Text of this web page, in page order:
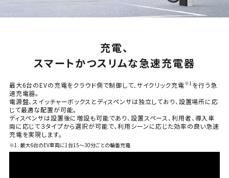
充電、
スマートかつスリムな急速充電器
最大6台のEVの充電をクラウド側で制御して、サイクリック充電※1を行う急
速充電器。
電源盤、スイッチャーボックスとディスペンサは独立しており、設置場所に応
じて最適な配置が可能。
ディスペンサは設置後に増設も可能であり、設置スペース、利用者、 導入車
両に応じて３タイプから選択が可能で、利用シーンに応じた効率の良い急速
充電を実現します。
※1. 最大6台のEV車両に1台15～30分ごとの輪番充電